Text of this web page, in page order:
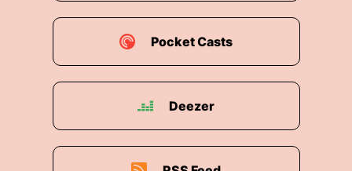
Pocket Casts
Deezer